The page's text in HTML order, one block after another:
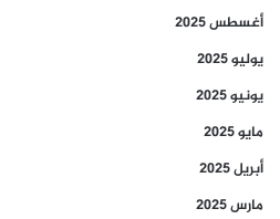
أغسطس 2025
يوليو 2025
يونيو 2025
مايو 2025
أبريل 2025
مارس 2025